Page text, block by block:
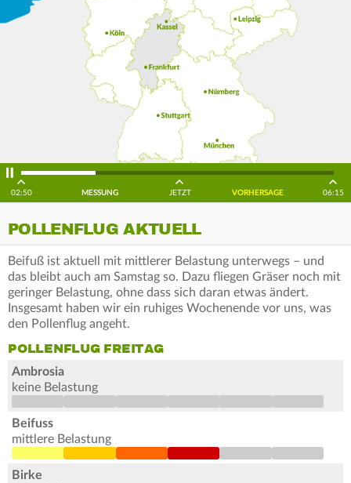
02:50 MESSUNG JETZT VORHERSAGE 06:15
POLLENFLUG AKTUELL
Beifuß ist aktuell mit mittlerer Belastung unterwegs – und
das bleibt auch am Samstag so. Dazu fliegen Gräser noch mit
geringer Belastung, ohne dass sich daran etwas ändert.
Insgesamt haben wir ein ruhiges Wochenende vor uns, was
den Pollenflug angeht.
POLLENFLUG FREITAG
Ambrosia
keine Belastung
Beifuss
mittlere Belastung
Birke